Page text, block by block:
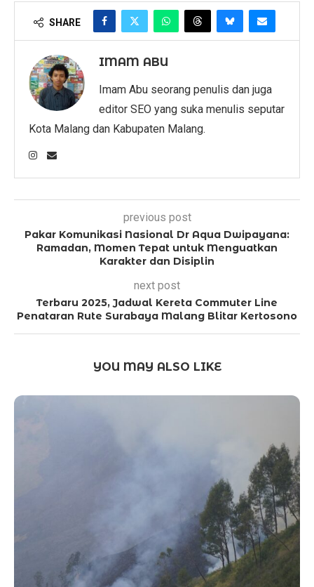
SHARE
IMAM ABU
Imam Abu seorang penulis dan juga
editor SEO yang suka menulis seputar
Kota Malang dan Kabupaten Malang.
previous post
Pakar Komunikasi Nasional Dr Aqua Dwipayana:
Ramadan, Momen Tepat untuk Menguatkan
Karakter dan Disiplin
next post
Terbaru 2025, Jadwal Kereta Commuter Line
Penataran Rute Surabaya Malang Blitar Kertosono
YOU MAY ALSO LIKE